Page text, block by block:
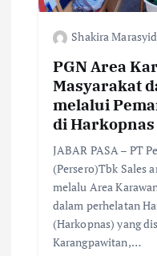
Shakira Marasyid
PGN Area
Masyarakat
melalui
di Harkopnas
JABAR PASA – PT
(Persero)Tbk Sales
melalu Area
dalam perhelatan
(Harkopnas) yang
Karangpawitan,…